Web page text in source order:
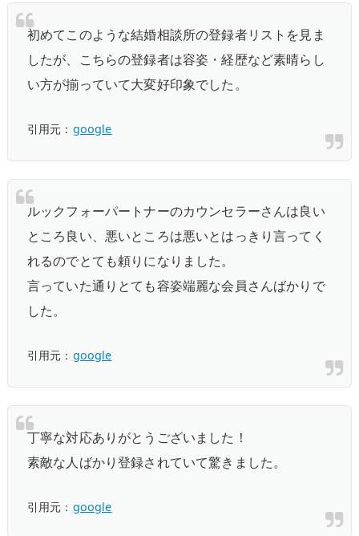
初めてこのような結婚相談所の登録者リストを見ま
したが、
こちらの登録者は容姿・経歴など素晴らし
い方が揃っていて大変好印象でした。
引用元： google
ルックフォーパートナーのカウンセラーさんは良い
ところ良い、悪いところは悪いとはっきり言ってく
れるのでとても頼り になりました。
言っていた通り とても容姿端麗な会員さんばかり で
した。
引用元： google
丁寧な対応ありがとうございました！
素敵な人ばかり登録されていて驚きました 。
引用元： google